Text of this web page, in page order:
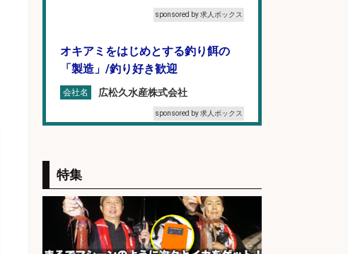
sponsored by 求人ボックス
オキアミをはじめとする釣り餌の
「製造」/釣り好き歓迎
会社名 広松久水産株式会社
sponsored by 求人ボックス
おろし/新潟県/小千谷市
会社名 株式会社G&G
sponsored by 求人ボックス
精肉・青果・鮮魚販売/「志布志
特集